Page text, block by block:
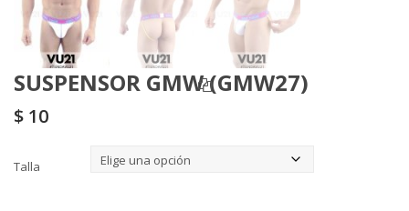
SUSPENSOR GMW (GMW27)
$ 10
Talla